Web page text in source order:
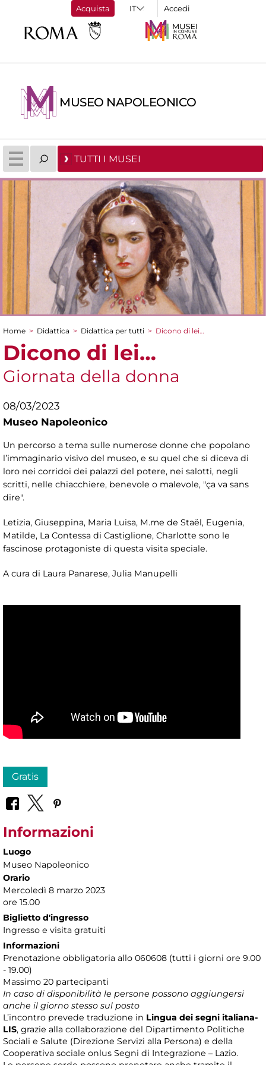
Acquista Accedi
MUSEO NAPOLEONICO
TUTTI I MUSEI
Tu sei qui
Home > Didattica > Didattica per tutti > Dicono di lei…
Dicono di lei…
Giornata della donna
08/03/2023
Museo Napoleonico
Un percorso a tema sulle numerose donne che popolano
l’immaginario visivo del museo, e su quel che si diceva di
loro nei corridoi dei palazzi del potere, nei salotti, negli
scritti, nelle chiacchiere, benevole o malevole, "ça va sans
dire".
Letizia, Giuseppina, Maria Luisa, M.me de Staël, Eugenia,
Matilde, La Contessa di Castiglione, Charlotte sono le
fascinose protagoniste di questa visita speciale.
A cura di Laura Panarese, Julia Manupelli
Gratis
Informazioni
Luogo
Museo Napoleonico
Orario
Mercoledì 8 marzo 2023
ore 15.00
Biglietto d'ingresso
Ingresso e visita gratuiti
Informazioni
Prenotazione obbligatoria allo 060608 (tutti i giorni ore 9.00
- 19.00)
Massimo 20 partecipanti
In caso di disponibilità le persone possono aggiungersi
anche il giorno stesso sul posto
L’incontro prevede traduzione in Lingua dei segni italiana-
LIS, grazie alla collaborazione del Dipartimento Politiche
Sociali e Salute (Direzione Servizi alla Persona) e della
Cooperativa sociale onlus Segni di Integrazione – Lazio.